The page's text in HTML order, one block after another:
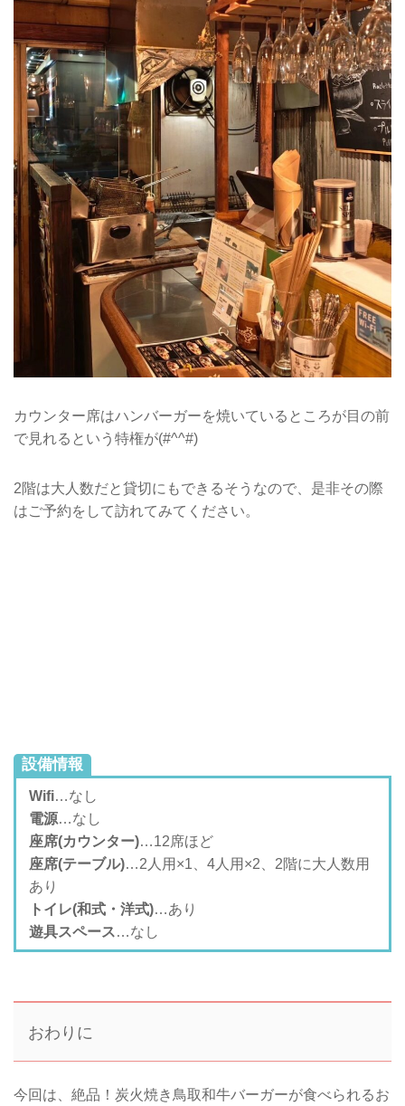
カウンター席はハンバーガーを焼いているところが目の前
で見れるという特権が(#^^#)
2階は大人数だと貸切にもできるそうなので、是非その際
はご予約をして訪れてみてください。
設備情報
Wifi…なし
電源…なし
座席(カウンター)…12席ほど
座席(テーブル)…2人用×1、4人用×2、2階に大人数用
あり
トイレ(和式・洋式)…あり
遊具スペース…なし
おわりに
今回は、絶品！炭火焼き鳥取和牛バーガーが食べられるお